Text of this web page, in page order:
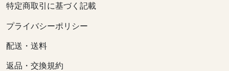
特定商取引に基づく記載
プライバシーポリシー
配送・送料
返品・交換規約